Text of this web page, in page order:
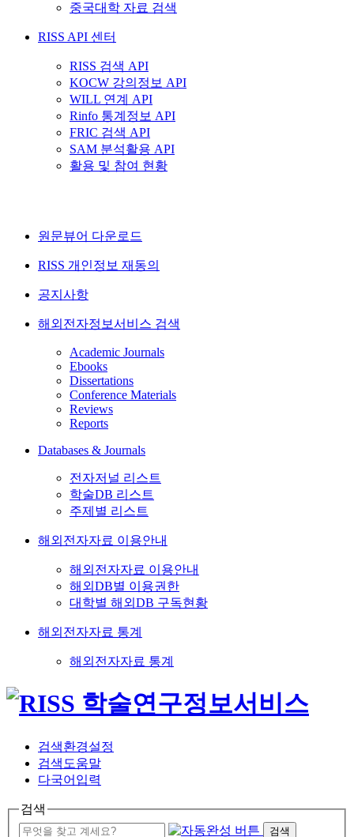
중국대학 자료 검색
RISS API 센터
RISS 검색 API
KOCW 강의정보 API
WILL 연계 API
Rinfo 통계정보 API
FRIC 검색 API
SAM 분석활용 API
활용 및 참여 현황
원문뷰어 다운로드
RISS 개인정보 재동의
공지사항
해외전자정보서비스 검색
Academic Journals
Ebooks
Dissertations
Conference Materials
Reviews
Reports
Databases & Journals
전자저널 리스트
학술DB 리스트
주제별 리스트
해외전자자료 이용안내
해외전자자료 이용안내
해외DB별 이용권한
대학별 해외DB 구독현황
해외전자자료 통계
해외전자자료 통계
검색환경설정
검색도움말
다국어입력
검색
검색